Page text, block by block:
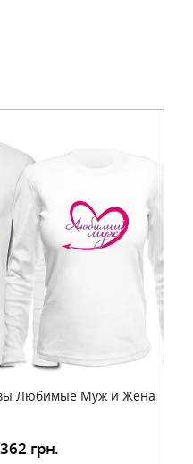
Любимые Муж и Жена
грн.